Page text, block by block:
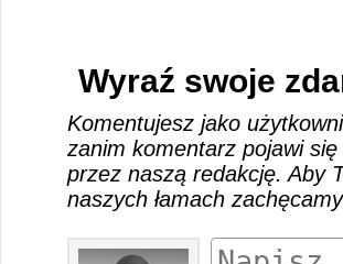
Wyraź swoje
Komentujesz jako
zanim komentarz pojawi
przez naszą redakcję. Aby
naszych łamach